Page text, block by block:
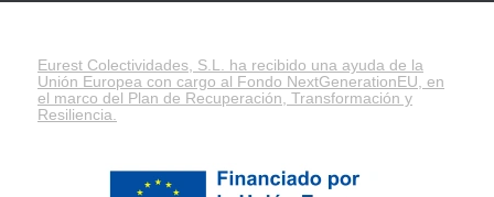
Eurest Colectividades, S.L. ha recibido una ayuda de la
Unión Europea con cargo al Fondo NextGenerationEU, en
el marco del Plan de Recuperación, Transformación y
Resiliencia.